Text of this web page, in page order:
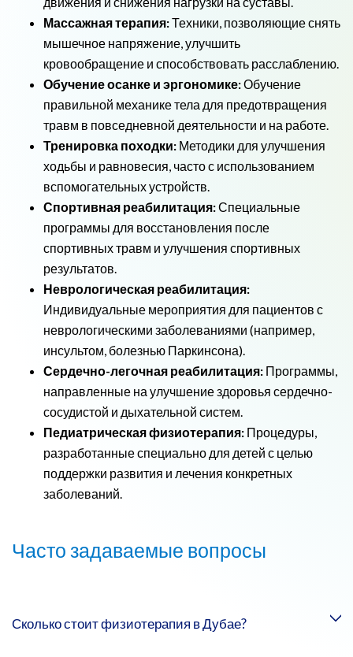
Массажная терапия:Техники, позволяющие снять
мышечное напряжение, улучшить
кровообращение и способствовать расслаблению.
Обучение осанке и эргономике:Обучение
правильной механике тела для предотвращения
травм в повседневной деятельности и на работе.
Тренировка походки: Методики для улучшения
ходьбы и равновесия, часто с использованием
вспомогательных устройств.
Спортивная реабилитация:Специальные
программы для восстановления после
спортивных травм и улучшения спортивных
результатов.
Неврологическая реабилитация:
Индивидуальные мероприятия для пациентов с
неврологическими заболеваниями (например,
инсультом, болезнью Паркинсона).
Сердечно-легочная реабилитация: Программы,
направленные на улучшение здоровья сердечно-
сосудистой и дыхательной систем.
Педиатрическая физиотерапия: Процедуры,
разработанные специально для детей с целью
поддержки развития и лечения конкретных
заболеваний.
Часто задаваемые вопросы
Сколько стоит физиотерапия в Дубае?